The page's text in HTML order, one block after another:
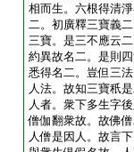
相而生。六根得清
二。初廣釋三寶義
三寶。是三不應云
約異故名二。是則
悉得名二。豈但三
人法。故知三寶秖
人者。衆下多生字
僧伽翻衆故。故佛
人僧是因人。故言